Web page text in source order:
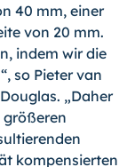
40 mm, einer
von 20 mm.
indem wir die
so Pieter van
„Daher
größeren
kompensierten